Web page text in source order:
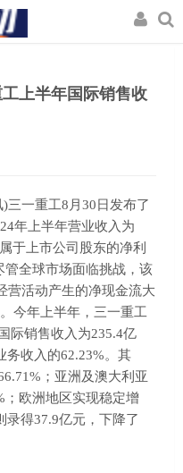
上半年国际销售收
三一重工8月30日发布了
年上半年营业收入为
于上市公司股东的净利
管全球市场面临挑战，该
营活动产生的净现金流大
今年上半年，三一重工
际销售收入为235.4亿
务收入的62.23%。其
；亚洲及澳大利亚
；欧洲地区实现稳定增
录得37.9亿元，下降了